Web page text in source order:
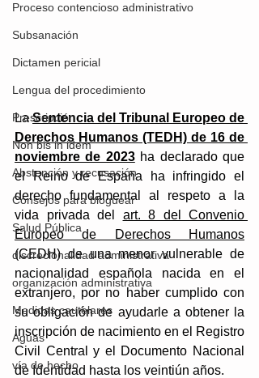
Proceso contencioso administrativo
Subsanación
Dictamen pericial
Lengua del procedimiento
Prescripción
Non bis in idem
Abstención y recusación
Consejos para bloguear
Salud Pública
discrecionalidad administrativa
organización administrativa
Medidas cautelares
Aguas
vía de hecho
La Sentencia del Tribunal Europeo de
Derechos Humanos (TEDH) de 16 de
noviembre de 2023 ha declarado que
el Reino de España ha infringido el
derecho fundamental al respeto a la
vida privada del art. 8 del Convenio
Europeo de Derechos Humanos
(CEDH) de una menor vulnerable de
nacionalidad española nacida en el
extranjero, por no haber cumplido con
su obligación de ayudarle a obtener la
inscripción de nacimiento en el Registro
Civil Central y el Documento Nacional
de Identidad hasta los veintiún años.